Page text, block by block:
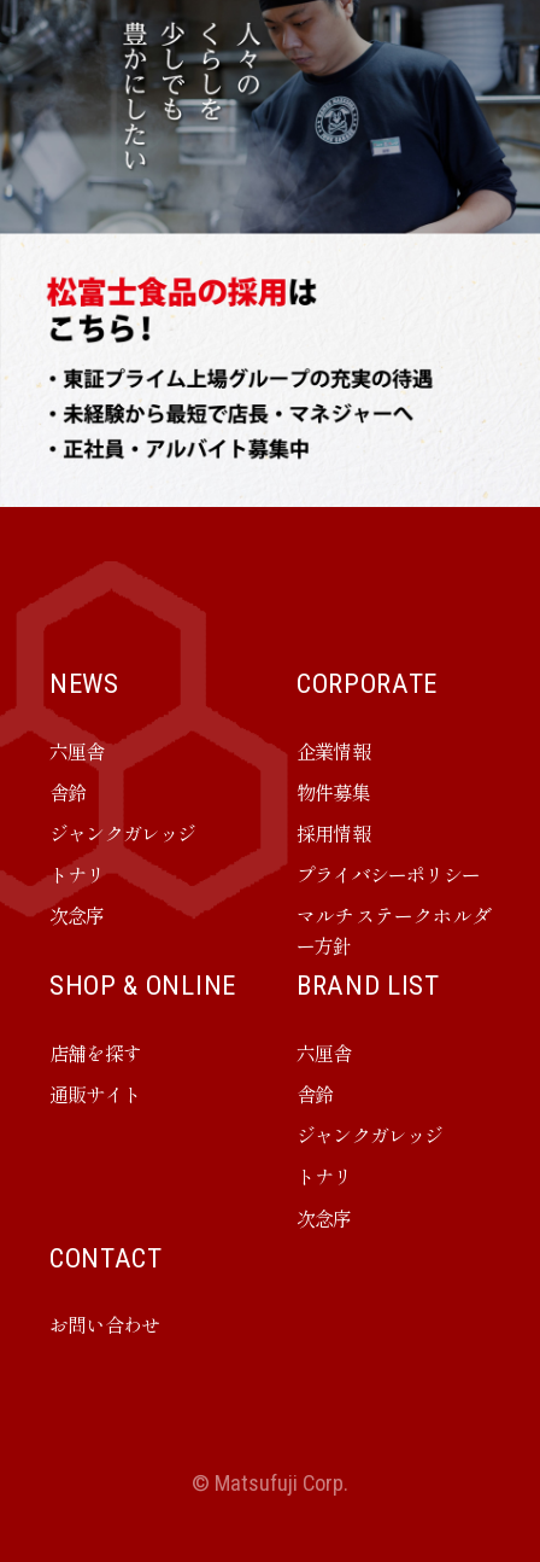
NEWS
六厘舎
舎鈴
ジャンクガレッジ
トナリ
次念序
CORPORATE
企業情報
物件募集
採用情報
プライバシーポリシー
マルチステークホルダ
ー方針
SHOP & ONLINE
店舗を探す
通販サイト
BRAND LIST
六厘舎
舎鈴
ジャンクガレッジ
トナリ
次念序
CONTACT
お問い合わせ
© Matsufuji Corp.